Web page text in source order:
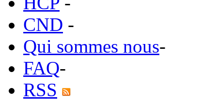
CND -
Qui sommes nous-
FAQ-
RSS